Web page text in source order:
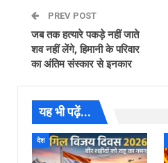
PREV POST
जब तक हत्यारे पकड़े नहीं जाते
शव नहीं लेंगे, हिमानी के परिवार
का अंतिम संस्कार से इनकार
यह भी पढ़ें...
देश